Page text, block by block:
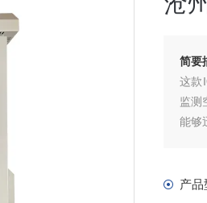
简要
这款
监测
能够
产品